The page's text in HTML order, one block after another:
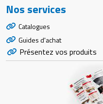
Nos services
Catalogues
Guides d'achat
Présentez vos produits